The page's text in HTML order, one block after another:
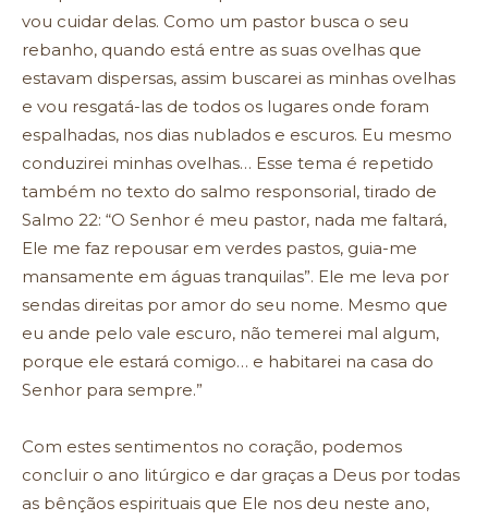
vou cuidar delas. Como um pastor busca o seu
rebanho, quando está entre as suas ovelhas que
estavam dispersas, assim buscarei as minhas ovelhas
e vou resgatá-las de todos os lugares onde foram
espalhadas, nos dias nublados e escuros. Eu mesmo
conduzirei minhas ovelhas… Esse tema é repetido
também no texto do salmo responsorial, tirado de
Salmo 22: “O Senhor é meu pastor, nada me faltará,
Ele me faz repousar em verdes pastos, guia-me
mansamente em águas tranquilas”. Ele me leva por
sendas direitas por amor do seu nome. Mesmo que
eu ande pelo vale escuro, não temerei mal algum,
porque ele estará comigo… e habitarei na casa do
Senhor para sempre.”
Com estes sentimentos no coração, podemos
concluir o ano litúrgico e dar graças a Deus por todas
as bênçãos espirituais que Ele nos deu neste ano,